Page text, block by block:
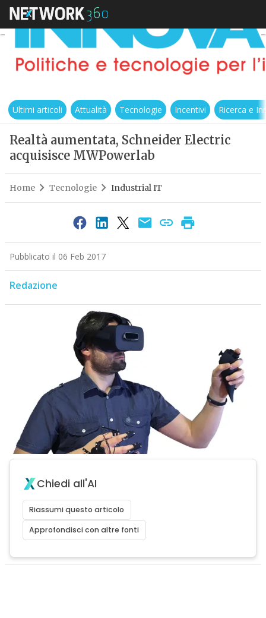
Ultimi articoli Attualità Tecnologie Incentivi Ricerca e
Realtà aumentata, Schneider Electric
acquisisce MWPowerlab
Home Tecnologie Industrial IT
Pubblicato il 06 Feb 2017
Redazione
Chiedi all'AI
Riassumi questo articolo
Approfondisci con altre fonti